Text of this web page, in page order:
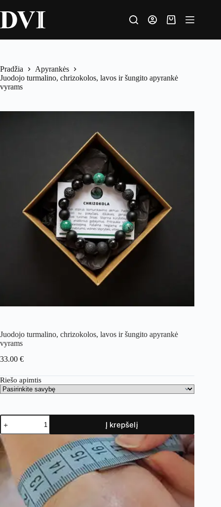
Pradžia
Apyrankės
Juodojo turmalino, chrizokolos, lavos ir šungito apyrankė
vyrams
Juodojo turmalino, chrizokolos, lavos ir šungito apyrankė
vyrams
33.00 €
Riešo apimtis
Į krepšelį